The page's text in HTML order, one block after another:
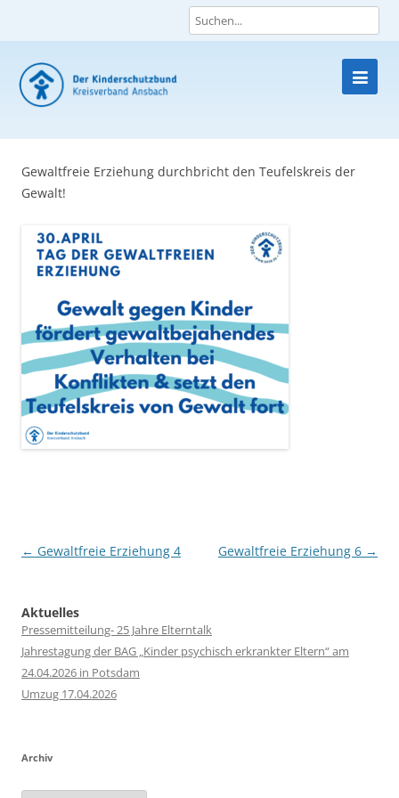
Skip
content
Gewaltfreie Erziehung durchbricht den Teufelskreis der
Gewalt!
Post
← Gewaltfreie Erziehung 4 Gewaltfreie Erziehung 6 →
Aktuelles
Pressemitteilung- 25 Jahre Elterntalk
Jahrestagung der BAG „Kinder psychisch erkrankter Eltern“ am
24.04.2026 in Potsdam
Umzug 17.04.2026
Archiv